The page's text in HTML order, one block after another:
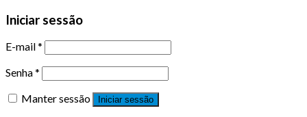
Iniciar sessão
E-mail*
Senha*
Manter sessão
Iniciar sessão